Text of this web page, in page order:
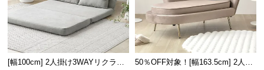
[幅100cm] 2人掛け3WAYリクライ
50％OFF対象！[幅163.5cm] 2人掛